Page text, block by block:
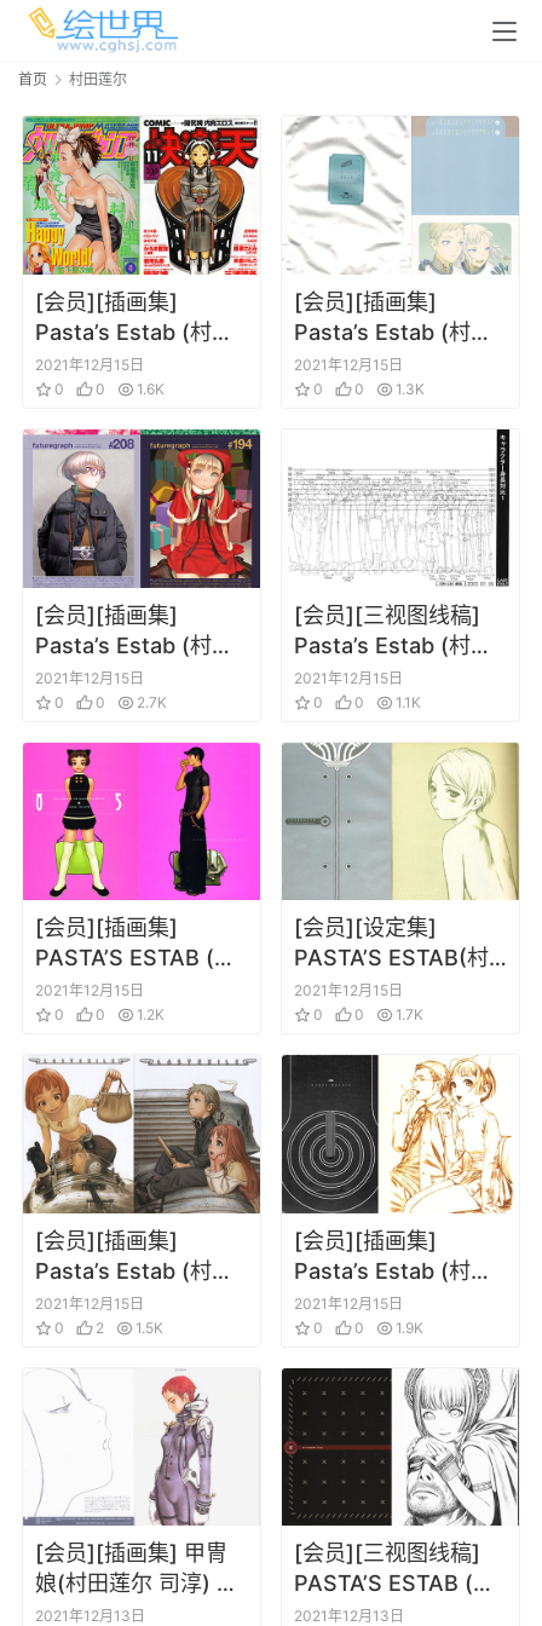
首页 村田莲尔
[会员][插画集]
Pasta’s Estab (村田
莲尔) 快楽天表紙３4
枚
2021年12月15日
0
0 1.6K
[会员][插画集]
Pasta’s Estab (村田
莲尔) LAST EXILE
2012日历（Last
2021年12月15日
0
0 1.3K
[会员][插画集]
Pasta’s Estab (村田
莲尔)futuregraph
(Comic Kairakuten)
20211215]
2021年12月15日
0
0 2.7K
[会员][三视图线稿]
Pasta’s Estab (村田
莲尔)ラストエグザイ
ル‐银翼のファム‐設定
2021年12月15日
0
0 1.1K
[会员][插画集]
PASTA’S ESTAB (村
田莲尔) Like a
Balanced Life
2021年12月15日
0
0 1.2K
[会员][设定集]
PASTA’S ESTAB(村
田莲尔) SPHERES++
LAST EXILE 角色档
Exile)
2021年12月15日
0
0 1.7K
[会员][插画集]
Pasta’s Estab (村田
莲尔) Last Exile
Region 2 DVD 最终
片套装
2021年12月15日
0
2 1.5K
[会员][插画集]
Pasta’s Estab (村田
莲尔) Fa Documenta
001+002 Collection
2021年12月15日
0
0 1.9K
[会员][插画集] 甲冑
娘(村田莲尔 司淳) 青
の6号 Character
2021年12月13日
[会员][三视图线稿]
PASTA’S ESTAB (村
田莲尔) An Another
2021年12月13日